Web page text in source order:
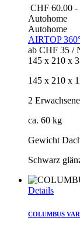
CHF 60.00 -
Autohome
Autohome
AIRTOP
ab CHF 35 /
145 x 210 x
145 x 210 x
2
ca. 60 kg
Gewicht
Schwarz
Details
COLUMBUS